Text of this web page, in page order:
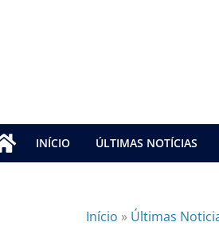
INÍCIO ÚLTIMAS NOTÍCIAS
Início » Últimas